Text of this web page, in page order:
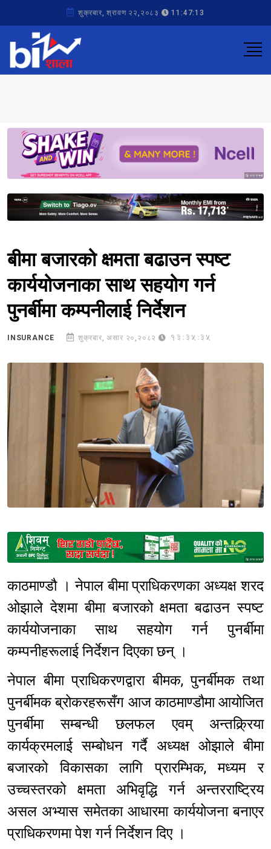
शुक्रबार, श्रावण २२,२०८३ 11:47:13
Sponsored
Sponsored
बीमा बजारको क्षमता बढाउन स्पष्ट
कार्ययोजनाका साथ सहयोग गर्न
पुनर्बीमा कम्पनीलाई निर्देशन
INSURANCE शुक्रबार, असार २०,२०८२ 13:35:35
Sponsored
काठमाण्डौ । नेपाल बीमा प्राधिकरणका अध्यक्ष शरद
ओझाले देशमा बीमा बजारको क्षमता बढाउन स्पष्ट
कार्ययोजनाका साथ सहयोग गर्न पुनर्बीमा
कम्पनीहरूलाई निर्देशन दिएका छन् ।
नेपाल बीमा प्राधिकरणद्वारा बीमक, पुनर्बीमक तथा
पुनर्बीमक ब्रोकरहरूसँग आज काठमाण्डौमा आयोजित
पुनर्बीमा सम्बन्धी छलफल एवम् अन्तक्र्रिया
कार्यक्रमलाई सम्बोधन गर्दै अध्यक्ष ओझाले बीमा
बजारको विकासका लागि प्रारम्भिक, मध्यम र
उच्चस्तरको क्षमता अभिवृद्धि गर्न अन्तरराष्ट्रिय
असल अभ्यास समेतका आधारमा कार्ययोजना बनाएर
प्राधिकरणमा पेश गर्न निर्देशन दिए ।